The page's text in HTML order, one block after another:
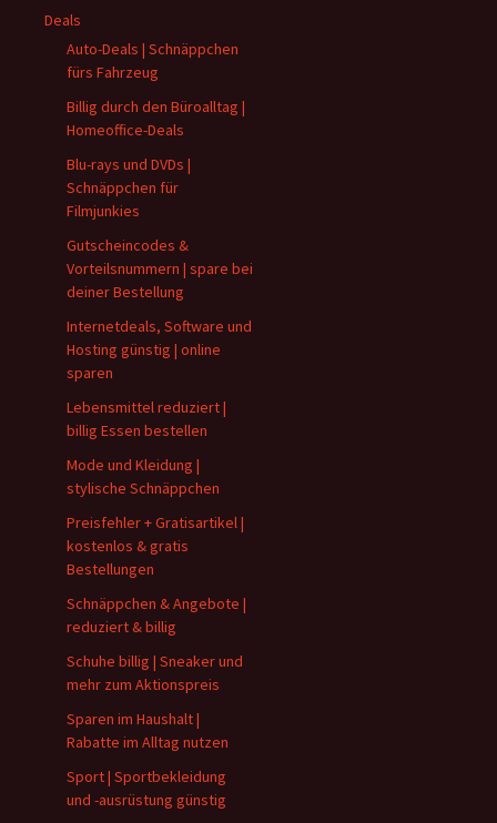
Deals
Auto-Deals | Schnäppchen
fürs Fahrzeug
Billig durch den Büroalltag |
Homeoffice-Deals
Blu-rays und DVDs |
Schnäppchen für
Filmjunkies
Gutscheincodes &
Vorteilsnummern | spare bei
deiner Bestellung
Internetdeals, Software und
Hosting günstig | online
sparen
Lebensmittel reduziert |
billig Essen bestellen
Mode und Kleidung |
stylische Schnäppchen
Preisfehler + Gratisartikel |
kostenlos & gratis
Bestellungen
Schnäppchen & Angebote |
reduziert & billig
Schuhe billig | Sneaker und
mehr zum Aktionspreis
Sparen im Haushalt |
Rabatte im Alltag nutzen
Sport | Sportbekleidung
und -ausrüstung günstig